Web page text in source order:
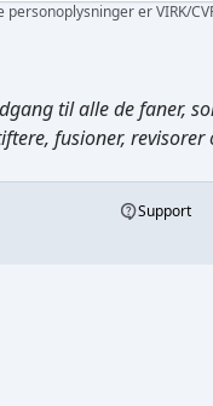
personoplysninger er VIRK/
til alle de faner,
fusioner, revisorer
Support